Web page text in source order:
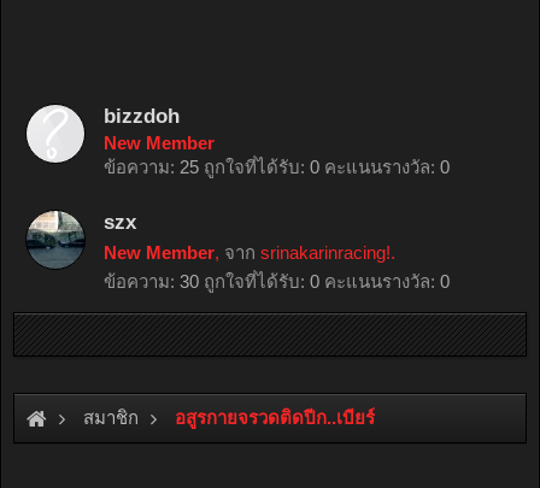
bizzdoh
New Member
ข้อความ: 25 ถูกใจที่ได้รับ: 0 คะแนนรางวัล: 0
szx
New Member, จาก srinakarinracing!.
ข้อความ: 30 ถูกใจที่ได้รับ: 0 คะแนนรางวัล: 0
สมาชิก อสูรกายจรวดติดปีก..เบียร์